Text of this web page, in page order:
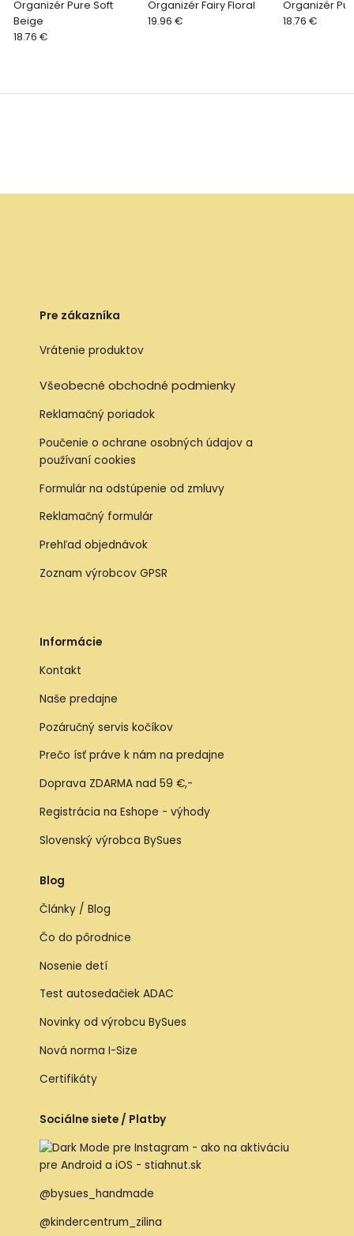
Organizér Pure Soft
Beige
18.76 €
Organizér Fairy Floral
19.96 €
Organizér
18.76 €
Pre zákazníka
Vrátenie produktov
Všeobecné obchodné podmienky
Reklamačný poriadok
Poučenie o ochrane osobných údajov a
používaní cookies
Formulár na odstúpenie od zmluvy
Reklamačný formulár
Prehľad objednávok
Zoznam výrobcov GPSR
Informácie
Kontakt
Naše predajne
Pozáručný servis kočíkov
Prečo ísť práve k nám na predajne
Doprava ZDARMA nad 59 €,-
Registrácia na Eshope - výhody
Slovenský výrobca BySues
Blog
Články / Blog
Čo do pôrodnice
Nosenie detí
Test autosedačiek ADAC
Novinky od výrobcu BySues
Nová norma I-Size
Certifikáty
Sociálne siete / Platby
@bysues_handmade
@kindercentrum_zilina